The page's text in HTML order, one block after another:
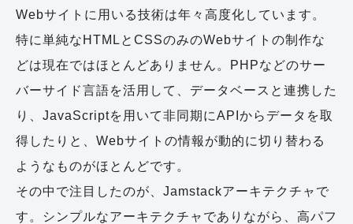
Webサイトに用いる技術は年々高度化しています。
特に単純なHTMLとCSSのみのWebサイトの制作な
どは現在ではほとんどありません。PHPなどのサー
バーサイド言語を活用して、データベースと連携した
り、JavaScriptを用いて非同期にAPIからデータを取
得したりと、Webサイトの情報が動的に切り替わる
ようなものがほとんどです。
その中で注目したのが、Jamstackアーキテクチャで
す。シンプルなアーキテクチャでありながら、高パフ